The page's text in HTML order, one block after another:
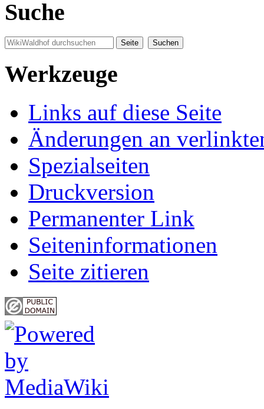
Suche
Werkzeuge
Links auf diese Seite
Änderungen an
Spezialseiten
Druckversion
Permanenter Link
Seiten­informationen
Seite zitieren